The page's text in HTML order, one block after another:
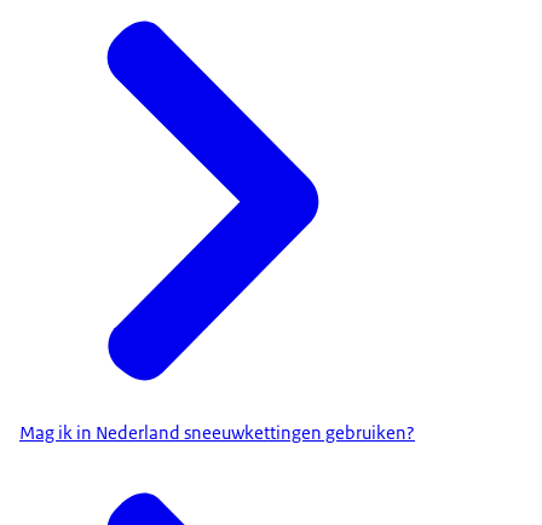
Mag ik in Nederland sneeuwkettingen gebruiken?